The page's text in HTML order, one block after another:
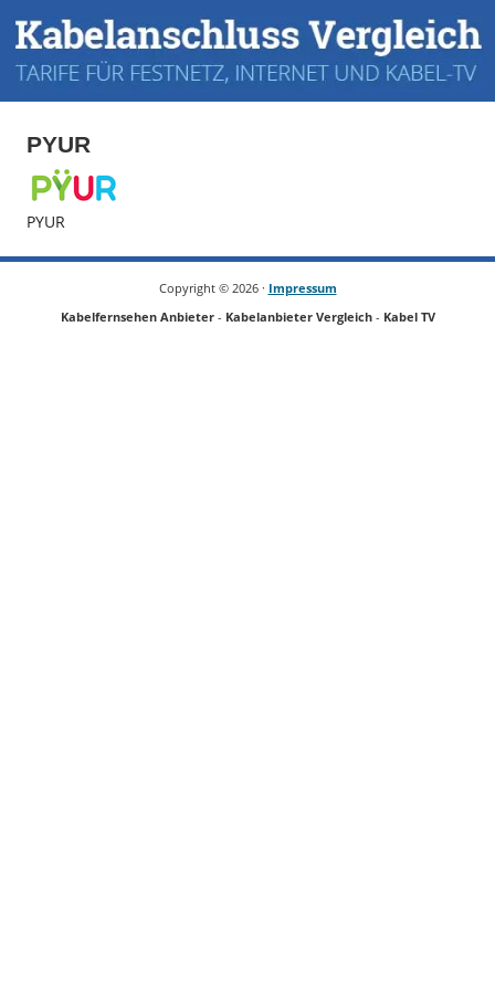
PYUR
PYUR
Copyright © 2026 · Impressum
Kabelfernsehen Anbieter- Kabelanbieter Vergleich- Kabel TV